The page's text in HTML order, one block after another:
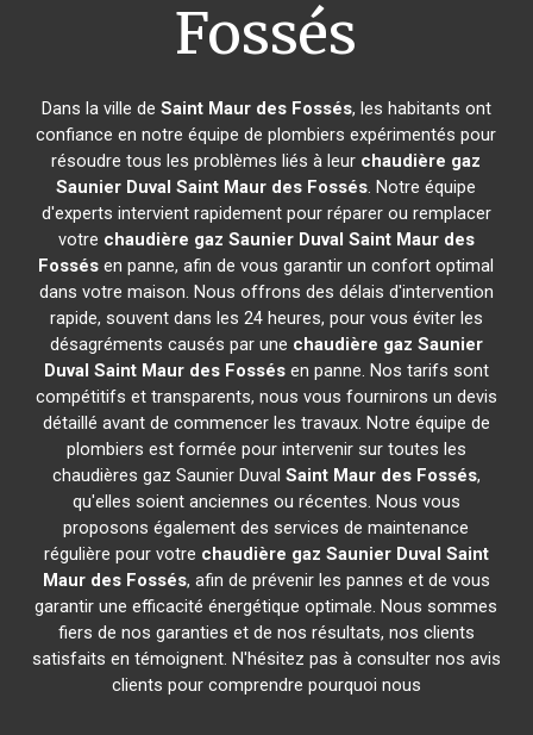
Fossés
Dans la ville de Saint Maur des Fossés, les habitants ont
confiance en notre équipe de plombiers expérimentés pour
résoudre tous les problèmes liés à leur chaudière gaz
Saunier Duval Saint Maur des Fossés. Notre équipe
d'experts intervient rapidement pour réparer ou remplacer
votre chaudière gaz Saunier Duval Saint Maur des
Fossés en panne, afin de vous garantir un confort optimal
dans votre maison. Nous offrons des délais d'intervention
rapide, souvent dans les 24 heures, pour vous éviter les
désagréments causés par une chaudière gaz Saunier
Duval Saint Maur des Fossésen panne. Nos tarifs sont
compétitifs et transparents, nous vous fournirons un devis
détaillé avant de commencer les travaux. Notre équipe de
plombiers est formée pour intervenir sur toutes les
chaudières gaz Saunier Duval Saint Maur des Fossés,
qu'elles soient anciennes ou récentes. Nous vous
proposons également des services de maintenance
régulière pour votre chaudière gaz Saunier Duval Saint
Maur des Fossés, afin de prévenir les pannes et de vous
garantir une efficacité énergétique optimale. Nous sommes
fiers de nos garanties et de nos résultats, nos clients
satisfaits en témoignent. N'hésitez pas à consulter nos avis
clients pour comprendre pourquoi nous